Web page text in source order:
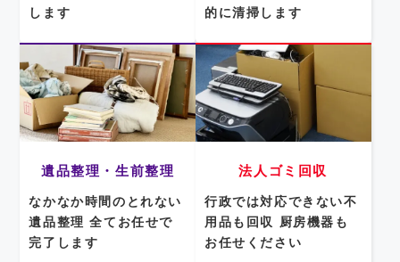
します
的に清掃します
遺品整理・生前整理
なかなか時間のとれない
遺品整理 全てお任せで
完了します
法人ゴミ回収
行政では対応できない不
用品も回収 厨房機器も
お任せください